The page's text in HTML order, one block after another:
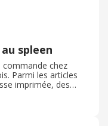
y a des confiture,
peut trouver
spleen
commande chez
Parmi les articles
imprimée, des
et une boîte de
des frais d'envoi